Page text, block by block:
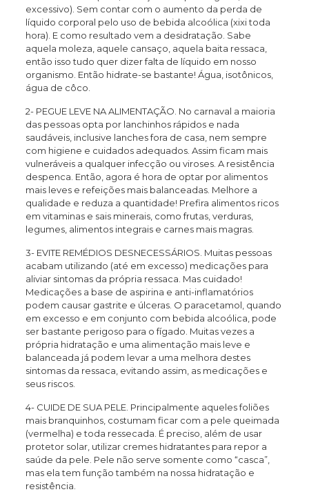
excessivo). Sem contar com o aumento da perda de
líquido corporal pelo uso de bebida alcoólica (xixi toda
hora). E como resultado vem a desidratação. Sabe
aquela moleza, aquele cansaço, aquela baita ressaca,
então isso tudo quer dizer falta de líquido em nosso
organismo. Então hidrate-se bastante! Água, isotônicos,
água de côco.
2- PEGUE LEVE NA ALIMENTAÇÃO. No carnaval a maioria
das pessoas opta por lanchinhos rápidos e nada
saudáveis, inclusive lanches fora de casa, nem sempre
com higiene e cuidados adequados. Assim ficam mais
vulneráveis a qualquer infecção ou viroses. A resistência
despenca. Então, agora é hora de optar por alimentos
mais leves e refeições mais balanceadas. Melhore a
qualidade e reduza a quantidade! Prefira alimentos ricos
em vitaminas e sais minerais, como frutas, verduras,
legumes, alimentos integrais e carnes mais magras.
3- EVITE REMÉDIOS DESNECESSÁRIOS. Muitas pessoas
acabam utilizando (até em excesso) medicações para
aliviar sintomas da própria ressaca. Mas cuidado!
Medicações a base de aspirina e anti-inflamatórios
podem causar gastrite e úlceras. O paracetamol, quando
em excesso e em conjunto com bebida alcoólica, pode
ser bastante perigoso para o fígado. Muitas vezes a
própria hidratação e uma alimentação mais leve e
balanceada já podem levar a uma melhora destes
sintomas da ressaca, evitando assim, as medicações e
seus riscos.
4- CUIDE DE SUA PELE. Principalmente aqueles foliões
mais branquinhos, costumam ficar com a pele queimada
(vermelha) e toda ressecada. É preciso, além de usar
protetor solar, utilizar cremes hidratantes para repor a
saúde da pele. Pele não serve somente como “casca”,
mas ela tem função também na nossa hidratação e
resistência.